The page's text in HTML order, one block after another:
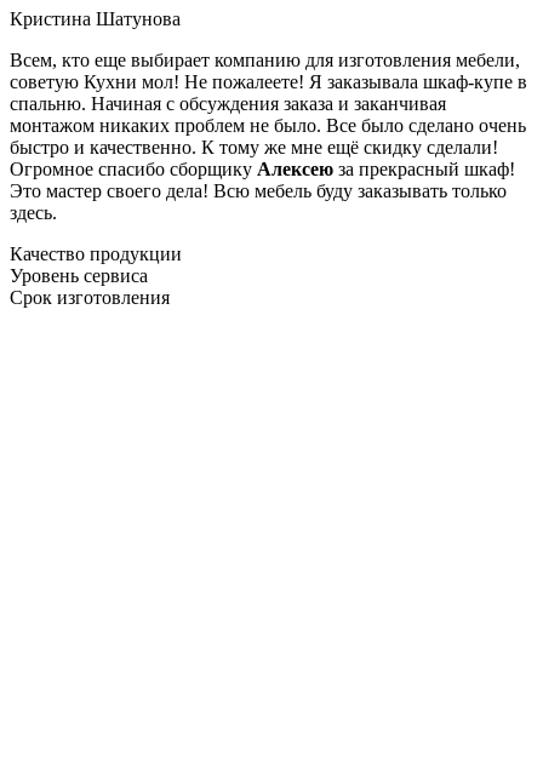
Кристина Шатунова
Всем, кто еще выбирает компанию для изготовления мебели,
советую Кухни мол! Не пожалеете! Я заказывала шкаф-купе в
спальню. Начиная с обсуждения заказа и заканчивая
монтажом никаких проблем не было. Все было сделано очень
быстро и качественно. К тому же мне ещё скидку сделали!
Огромное спасибо сборщику Алексею за прекрасный шкаф!
Это мастер своего дела! Всю мебель буду заказывать только
здесь.
Качество продукции
Уровень сервиса
Срок изготовления